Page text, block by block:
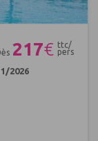
217€ ttc/
pers
2026